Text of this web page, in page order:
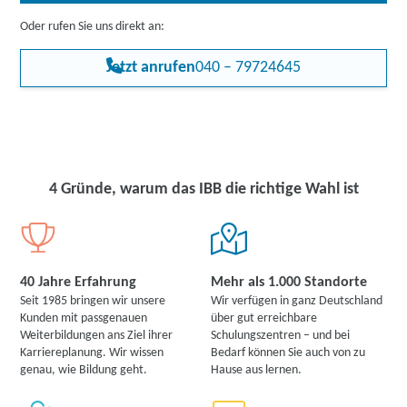
Oder rufen Sie uns direkt an:
Jetzt anrufen040 – 79724645
4 Gründe, warum das IBB die richtige Wahl ist
40 Jahre Erfahrung
Seit 1985 bringen wir unsere
Kunden mit passgenauen
Weiterbildungen ans Ziel ihrer
Karriereplanung. Wir wissen
genau, wie Bildung geht.
Mehr als 1.000 Standorte
Wir verfügen in ganz Deutschland
über gut erreichbare
Schulungszentren – und bei
Bedarf können Sie auch von zu
Hause aus lernen.